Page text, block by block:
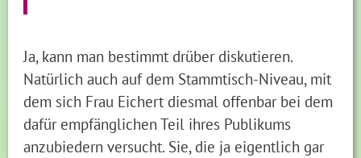
Ja, kann man bestimmt drüber diskutieren.
Natürlich auch auf dem Stammtisch-Niveau, mit
dem sich Frau Eichert diesmal offenbar bei dem
dafür empfänglichen Teil ihres Publikums
anzubiedern versucht. Sie, die ja eigentlich gar